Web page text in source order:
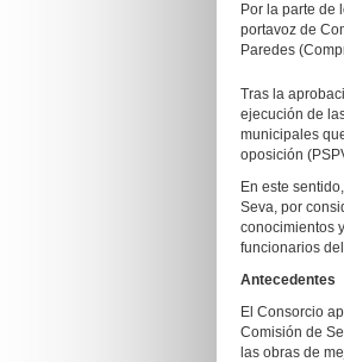
Por la parte de
portavoz de
Paredes
Tras la
ejecución de
municipales
oposición
En este
Seva, por
conocimientos
funcionarios
Antecedentes
El Consorcio
Comisión de
las obras de